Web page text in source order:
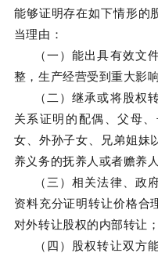
能够证明存在如下情形的
当理由：
（一）能出具有效文
整，生产经营受到重大影
（二）继承或将股权
关系证明的配偶、父母
女、外孙子女、兄弟姐妹
养义务的抚养人或者赡养人
（三）相关法律、政
资料充分证明转让价格合
对外转让股权的内部转让；
（四）股权转让双方